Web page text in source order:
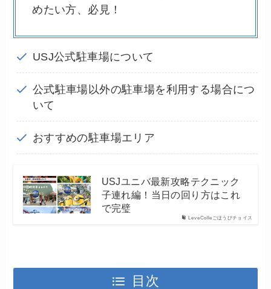
めたい方、必見！
USJ公式駐車場について
公式駐車場以外の駐車場を利用する場合につ
いて
おすすめの駐車場エリア
LeveColleごほうびチョイス
USJユニバ最新攻略テクニック
子連れ編！当日の回り方はこれ
で完璧
目次